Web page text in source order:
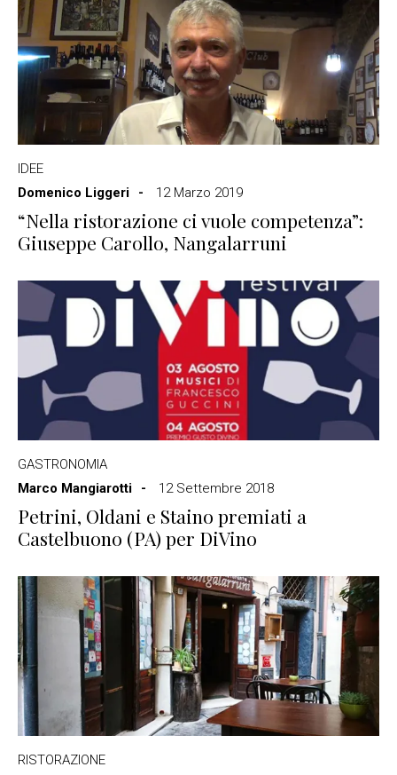
IDEE
Domenico Liggeri
12 Marzo 2019
“Nella ristorazione ci vuole competenza”:
Giuseppe Carollo, Nangalarruni
GASTRONOMIA
Marco Mangiarotti
12 Settembre 2018
Petrini, Oldani e Staino premiati a
Castelbuono (PA) per DiVino
RISTORAZIONE